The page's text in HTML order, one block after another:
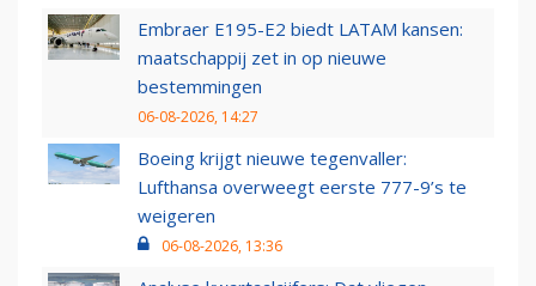
Embraer E195-E2 biedt LATAM kansen:
maatschappij zet in op nieuwe
bestemmingen
06-08-2026, 14:27
Boeing krijgt nieuwe tegenvaller:
Lufthansa overweegt eerste 777-9’s te
weigeren
06-08-2026, 13:36